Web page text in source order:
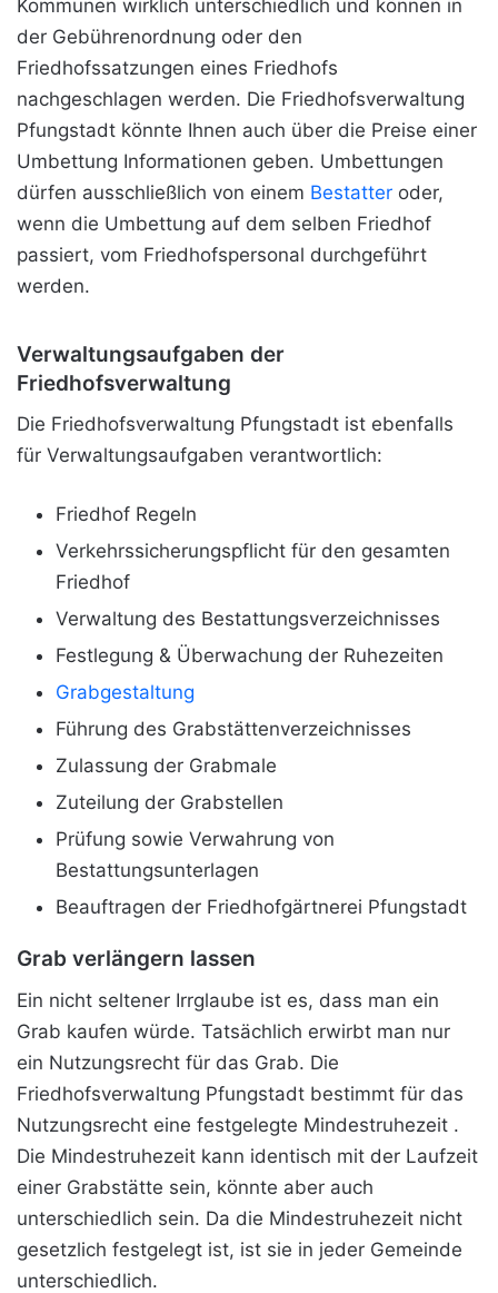
Kommunen wirklich unterschiedlich und können in
der Gebührenordnung oder den
Friedhofssatzungen eines Friedhofs
nachgeschlagen werden. Die Friedhofsverwaltung
Pfungstadt könnte Ihnen auch über die Preise einer
Umbettung Informationen geben. Umbettungen
dürfen ausschließlich von einem Bestatter oder,
wenn die Umbettung auf dem selben Friedhof
passiert, vom Friedhofspersonal durchgeführt
werden.
Verwaltungsaufgaben der
Friedhofsverwaltung
Die Friedhofsverwaltung Pfungstadt ist ebenfalls
für Verwaltungsaufgaben verantwortlich:
Friedhof Regeln
Verkehrssicherungspflicht für den gesamten
Friedhof
Verwaltung des Bestattungsverzeichnisses
Festlegung & Überwachung der Ruhezeiten
Grabgestaltung
Führung des Grabstättenverzeichnisses
Zulassung der Grabmale
Zuteilung der Grabstellen
Prüfung sowie Verwahrung von
Bestattungsunterlagen
Beauftragen der Friedhofgärtnerei Pfungstadt
Grab verlängern lassen
Ein nicht seltener Irrglaube ist es, dass man ein
Grab kaufen würde. Tatsächlich erwirbt man nur
ein Nutzungsrecht für das Grab. Die
Friedhofsverwaltung Pfungstadt bestimmt für das
Nutzungsrecht eine festgelegte Mindestruhezeit .
Die Mindestruhezeit kann identisch mit der Laufzeit
einer Grabstätte sein, könnte aber auch
unterschiedlich sein. Da die Mindestruhezeit nicht
gesetzlich festgelegt ist, ist sie in jeder Gemeinde
unterschiedlich.